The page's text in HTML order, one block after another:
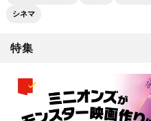
シネマ
特集